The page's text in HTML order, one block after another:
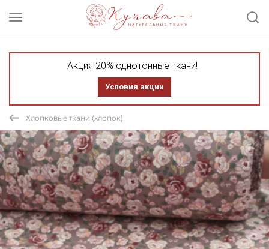
Акция 20% однотонные ткани!
Условия акции
Хлопковые ткани (хлопок)